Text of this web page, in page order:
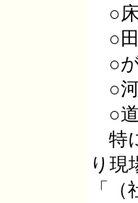
○
○
○
○
○
特
り現
「